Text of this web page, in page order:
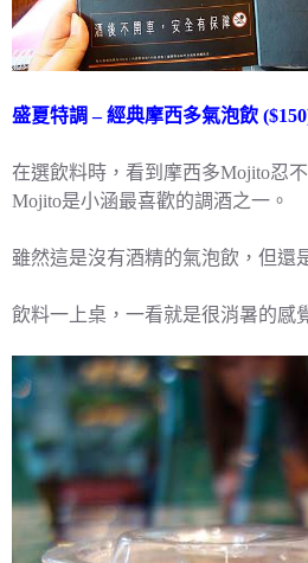
盛夏特調 – 經典摩西多氣泡飲
在選飲料時，看到摩西多Mojito忍
Mojito是小涵最喜歡的調酒之一。
雖然這是沒有酒精的氣泡飲，但還
飲料一上桌，一看就是很消暑的感